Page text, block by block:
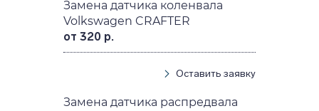
Замена датчика коленвала
Volkswagen CRAFTER
от 320 р.
Оставить заявку
Замена датчика распредвала